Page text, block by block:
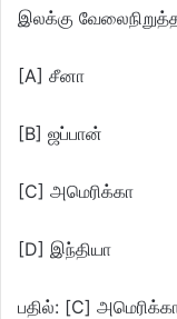
இலக்கு
[A] சீனா
[B] ஜப்பான்
[C] அமெரிக்கா
[D] இந்தியா
பதில்: [C]